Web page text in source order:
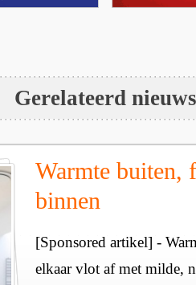
Gerelateerd nieuws
Warmte buiten,
binnen
[Sponsored artikel] -
elkaar vlot af met milde,